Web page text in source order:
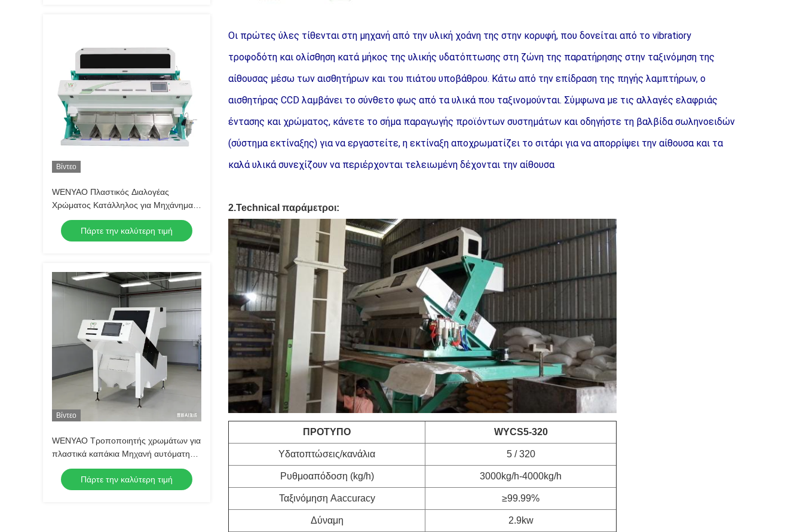
Βίντεο
WENYAO Πλαστικός Διαλογέας
Χρώματος Κατάλληλος για Μηχάνημα
Διαλογής χρώματος PET, PC, HDPE,
PVC FlakesΠάρτε την καλύτερη τιμή
Βίντεο
WENYAO Τροποποιητής χρωμάτων για
πλαστικά καπάκια Μηχανή αυτόματης
ταξινόμησης για καπάκια μπουκαλιών
PET Πολυλειτουργικός Τροποποιητής
χρωμάτων πλαστικών
Πάρτε την καλύτερη τιμή
Οι πρώτες ύλες τίθενται στη μηχανή από την υλική χοάνη της στην κορυφή, που δονείται από το vibratiory
τροφοδότη και ολίσθηση κατά μήκος της υλικής υδατόπτωσης στη ζώνη της παρατήρησης στην ταξινόμηση της
αίθουσας μέσω των αισθητήρων και του πιάτου υποβάθρου. Κάτω από την επίδραση της πηγής λαμπτήρων, ο
αισθητήρας CCD λαμβάνει το σύνθετο φως από τα υλικά που ταξινομούνται. Σύμφωνα με τις αλλαγές ελαφριάς
έντασης και χρώματος, κάνετε το σήμα παραγωγής προϊόντων συστημάτων και οδηγήστε τη βαλβίδα σωληνοειδών
(σύστημα εκτίναξης) για να εργαστείτε, η εκτίναξη αποχρωματίζει το σιτάρι για να απορρίψει την αίθουσα και τα
καλά υλικά συνεχίζουν να περιέρχονται τελειωμένη δέχονται την αίθουσα
2.Technical παράμετροι:
ΠΡΟΤΥΠΟ WYCS5-320
Υδατοπτώσεις/κανάλια 5 / 320
Ρυθμοαπόδοση (kg/h) 3000kg/h-4000kg/h
Ταξινόμηση Aaccuracy ≥99.99%
Δύναμη 2.9kw